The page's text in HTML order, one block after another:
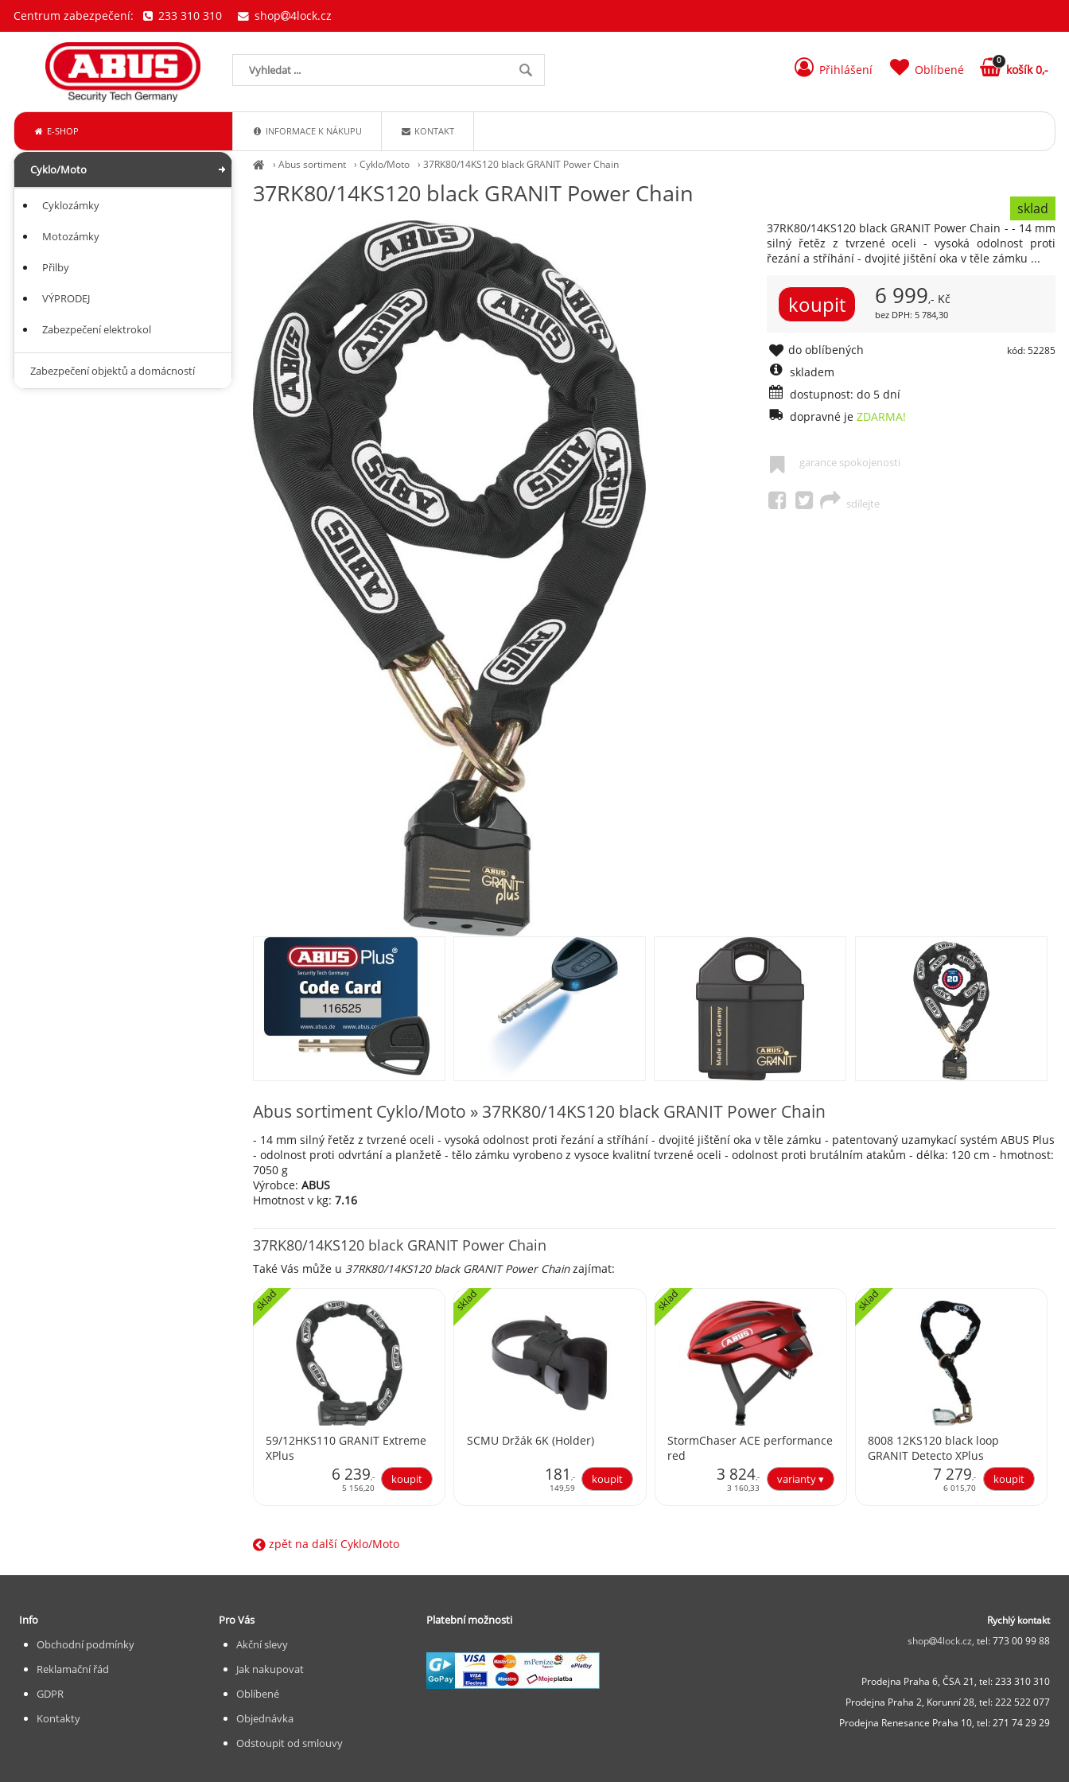
›Abus sortiment ›Cyklo/Moto ›37RK80/14KS120 black GRANIT Power Chain
37RK80/14KS120 black GRANIT Power Chain
37RK80/14KS120 black GRANIT Power Chain - - 14 mm
silný řetěz z tvrzené oceli - vysoká odolnost proti
řezání a stříhání - dvojité jištění oka v těle zámku ...
sklad
6 999,- Kč
bez DPH: 5 784,30
kód: 52285
do oblíbených
skladem
dostupnost: do 5 dní
dopravné je ZDARMA!
garance spokojenosti
sdílejte
Abus sortiment Cyklo/Moto » 37RK80/14KS120 black GRANIT Power Chain
- 14 mm silný řetěz z tvrzené oceli - vysoká odolnost proti řezání a stříhání - dvojité jištění oka v těle zámku - patentovaný uzamykací systém ABUS Plus
- odolnost proti odvrtání a planžetě - tělo zámku vyrobeno z vysoce kvalitní tvrzené oceli - odolnost proti brutálním atakům - délka: 120 cm - hmotnost:
7050 g
Výrobce:ABUS
Hmotnost v kg:7.16
37RK80/14KS120 black GRANIT Power Chain
Také Vás může u 37RK80/14KS120 black GRANIT Power Chainzajímat:
59/12HKS110 GRANIT Extreme
XPlus
sklad
6 239,-
5 156,20
SCMU Držák 6K (Holder)
sklad
181,-
149,59
StormChaser ACE performance
red
sklad
3 824,-
3 160,33
8008 12KS120 black loop
GRANIT Detecto XPlus
sklad
7 279,-
6 015,70
zpět na další Cyklo/Moto
Cyklo/Moto
Cyklozámky
Motozámky
Přilby
VÝPRODEJ
Zabezpečení elektrokol
Zabezpečení objektů a domácností
E-SHOP INFORMACE K NÁKUPU KONTAKT
Přihlášení Oblíbené
0
košík 0,-
Centrum zabezpečení: 233 310 310 shop 4lock.cz
Rychlý kontakt
shop
4lock.cz, tel: 773 00 99 88
Prodejna Praha 6, ČSA 21, tel: 233 310 310
Prodejna Praha 2, Korunní 28, tel: 222 522 077
Prodejna Renesance Praha 10, tel: 271 74 29 29
Info
Obchodní podmínky
Reklamační řád
GDPR
Kontakty
Pro Vás
Akční slevy
Jak nakupovat
Oblíbené
Objednávka
Odstoupit od smlouvy
Platební možnosti